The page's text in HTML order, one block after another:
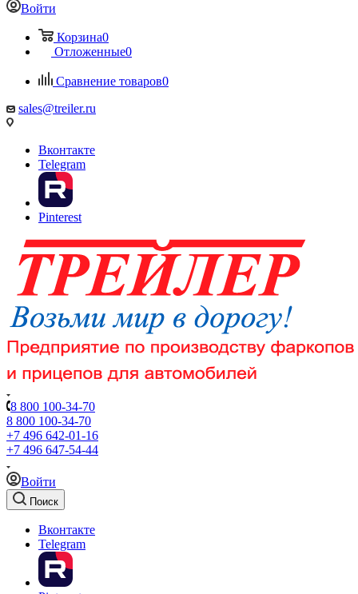
Войти
Корзина0
Отложенные0
Сравнение товаров0
sales@treiler.ru
Вконтакте
Telegram
Pinterest
8 800 100-34-70
8 800 100-34-70
+7 496 642-01-16
+7 496 647-54-44
Войти
Поиск
Вконтакте
Telegram